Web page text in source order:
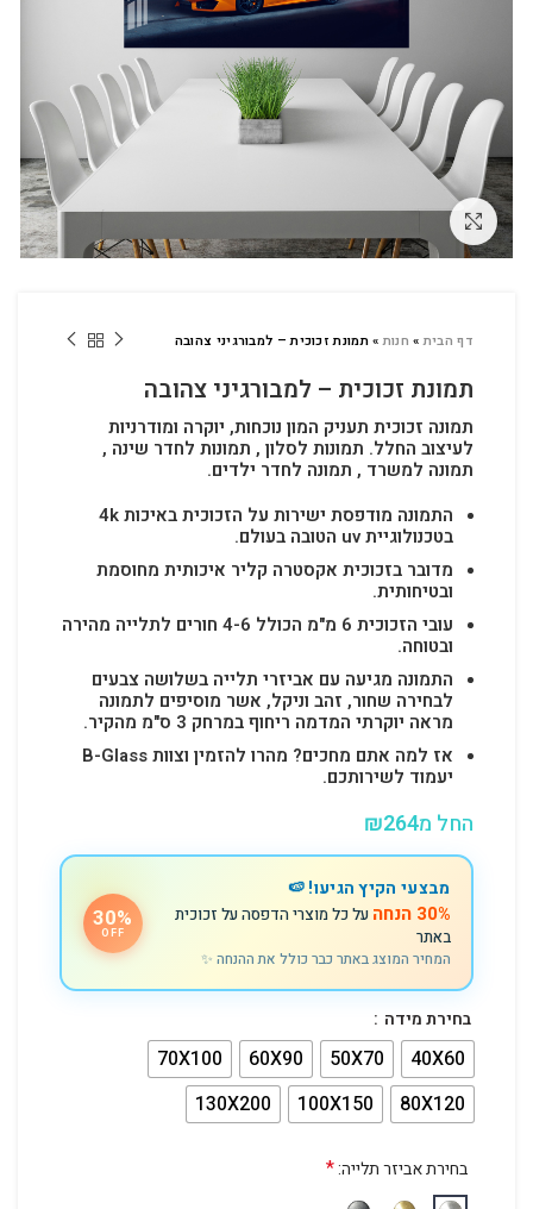
דף הבית» חנות»תמונת זכוכית – למבורגיני צהובה
תמונת זכוכית – למבורגיני צהובה
תמונה זכוכית תעניק המון נוכחות, יוקרה ומודרניות
לעיצוב החלל. תמונות לסלון , תמונות לחדר שינה ,
תמונה למשרד , תמונה לחדר ילדים.
התמונה מודפסת ישירות על הזכוכית באיכות 4k
בטכנולוגיית uv הטובה בעולם.
מדובר בזכוכית אקסטרה קליר איכותית מחוסמת
ובטיחותית.
עובי הזכוכית 6 מ"מ הכולל 4-6 חורים לתלייה מהירה
ובטוחה.
התמונה מגיעה עם אביזרי תלייה בשלושה צבעים
לבחירה שחור, זהב וניקל, אשר מוסיפים לתמונה
מראה יוקרתי המדמה ריחוף במרחק 3 ס"מ מהקיר.
אז למה אתם מחכים? מהרו להזמין וצוות B-Glass
יעמוד לשירותכם.
החל מ ₪264
מבצעי הקיץ הגיעו! 🍉
30% הנחה
על כל מוצרי הדפסה על זכוכית
באתר
המחיר המוצג באתר כבר כולל את ההנחה ✨
30%
OFF
בחירת מידה
40X60
50X70
60X90
70X100
80X120
100X150
130X200
בחירת אביזר תלייה:*